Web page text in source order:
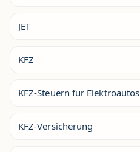
JET
KFZ
KFZ-Steuern für Elektroautos
KFZ-Versicherung